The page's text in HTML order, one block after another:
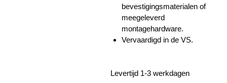
bevestigingsmaterialen of
meegeleverd
montagehardware.
Vervaardigd in de VS.
Levertijd 1-3 werkdagen